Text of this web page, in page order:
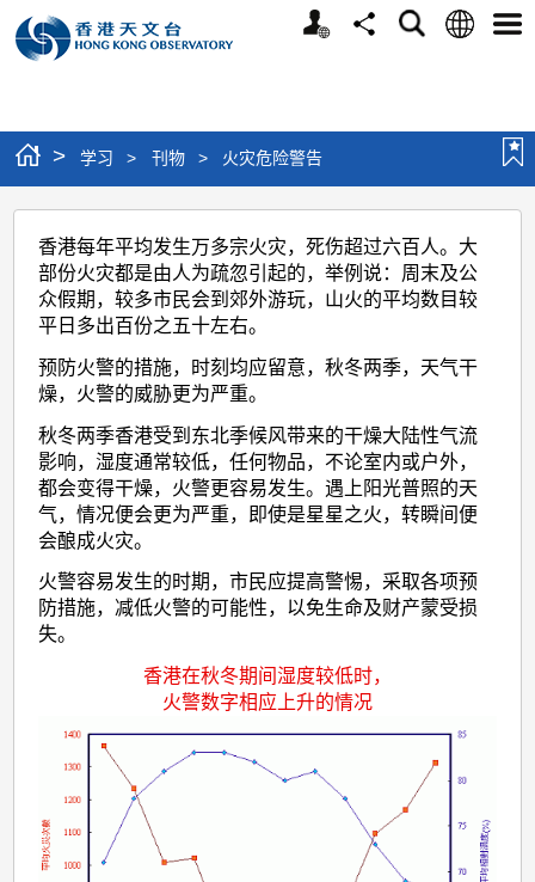
个
分
搜
语
选
> 学习 > 刊物 > 火灾危险警告
火
灾
危
险
警
告
香港每年平均发生万多宗火灾，死伤超过六百人。大
部份火灾都是由人为疏忽引起的，举例说：周末及公
众假期，较多市民会到郊外游玩，山火的平均数目较
平日多出百份之五十左右。
预防火警的措施，时刻均应留意，秋冬两季，天气干
燥，火警的威胁更为严重。
秋冬两季香港受到东北季候风带来的干燥大陆性气流
影响，湿度通常较低，任何物品，不论室内或户外，
都会变得干燥，火警更容易发生。遇上阳光普照的天
气，情况便会更为严重，即使是星星之火，转瞬间便
会酿成火灾。
火警容易发生的时期，市民应提高警惕，采取各项预
防措施，减低火警的可能性，以免生命及财产蒙受损
失。
香港在秋冬期间湿度较低时，
火警数字相应上升的情况